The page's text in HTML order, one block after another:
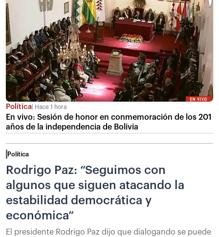
Política Hace 1 hora
En vivo: Sesión de honor en conmemoración de los 201
años de la independencia de Bolivia
Política
Rodrigo Paz: “Seguimos con
algunos que siguen atacando la
estabilidad democrática y
económica”
El presidente Rodrigo Paz dijo que dialogando se puede